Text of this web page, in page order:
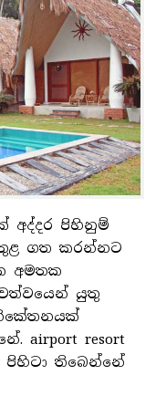
අද්දර පිහිනුම්
ගත කරන්නට
අමතක
යුතු
airport resort
තිබෙන්නේ